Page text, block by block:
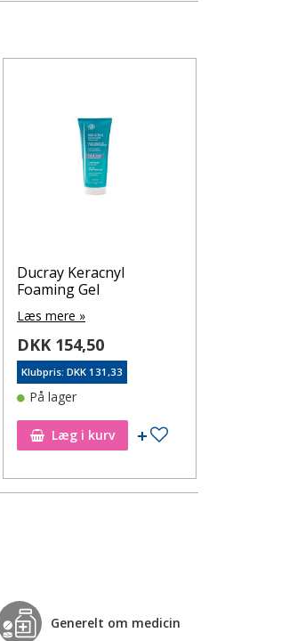
ønskeseddel
Ducray Keracnyl
Foaming Gel
Læs mere »
DKK 154,50
Klubpris: DKK 131,33
På lager
Læg i kurv Tilføj til ønskeseddel
Generelt om medicin